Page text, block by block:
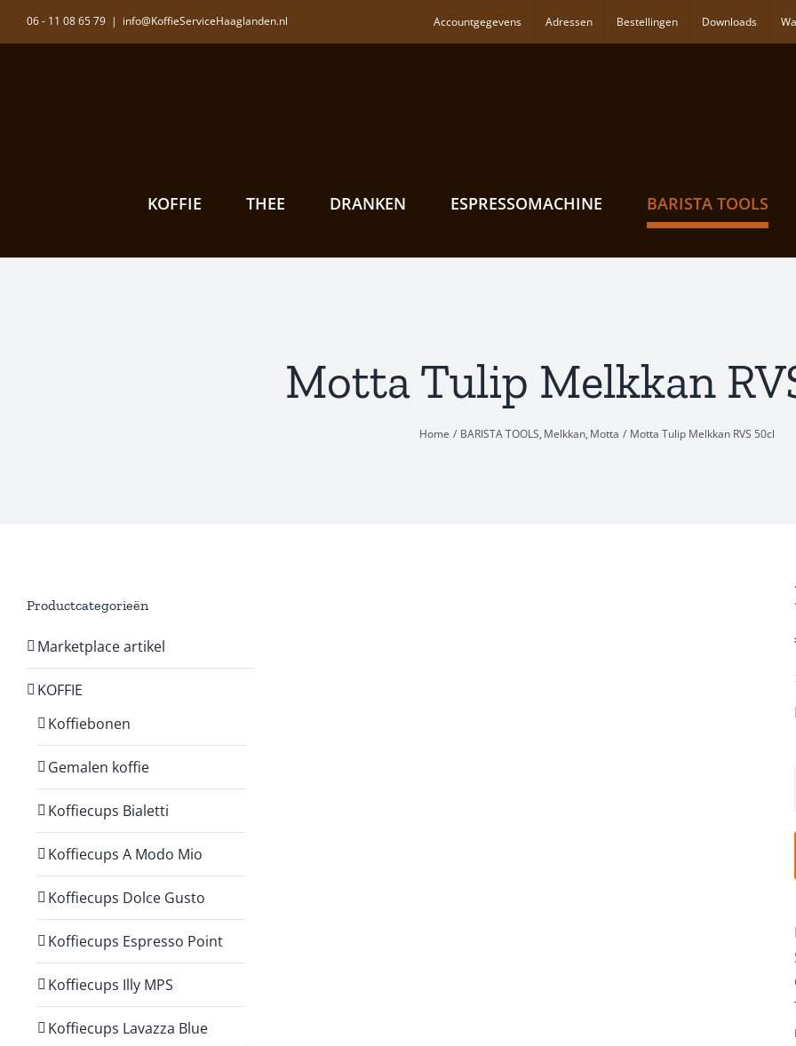
06 - 11 08 65 79 | info@KoffieServiceHaaglanden.nl Accountgegevens Adressen Bestellingen Downloads
KOFFIE THEE DRANKEN ESPRESSOMACHINE BARISTA TOOLS
Motta Tulip Melkkan
Home BARISTA TOOLS Melkkan Motta Motta Tulip Melkkan RVS 50cl
Productcategorieën
Marketplace artikel
KOFFIE
Koffiebonen
Gemalen koffie
Koffiecups Bialetti
Koffiecups A Modo Mio
Koffiecups Dolce Gusto
Koffiecups Espresso Point
Koffiecups Illy MPS
Koffiecups Lavazza Blue